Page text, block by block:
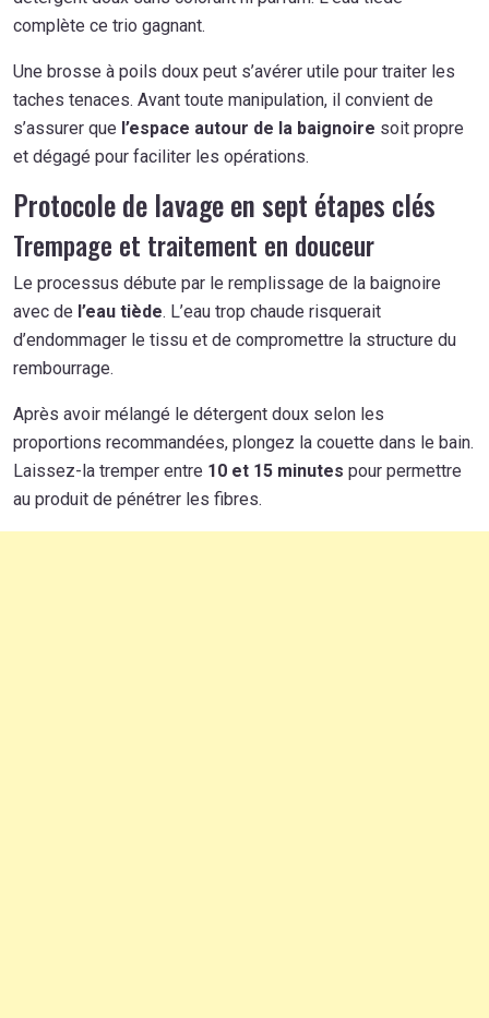
complète ce trio gagnant.
Une brosse à poils doux peut s’avérer utile pour traiter les
taches tenaces. Avant toute manipulation, il convient de
s’assurer que l’espace autour de la baignoire soit propre
et dégagé pour faciliter les opérations.
Protocole de lavage en sept étapes clés
Trempage et traitement en douceur
Le processus débute par le remplissage de la baignoire
avec de l’eau tiède. L’eau trop chaude risquerait
d’endommager le tissu et de compromettre la structure du
rembourrage.
Après avoir mélangé le détergent doux selon les
proportions recommandées, plongez la couette dans le bain.
Laissez-la tremper entre 10 et 15 minutes pour permettre
au produit de pénétrer les fibres.